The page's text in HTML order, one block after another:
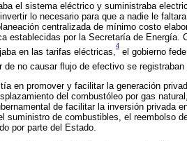
el sistema eléctrico y suministraba
lo necesario para que a nadie le
centralizada de mínimo costo
establecidas por la Secretaría de Energía.
en las tarifas eléctricas,
4
el gobierno
de no causar flujo de efectivo se
en promover y facilitar la generación
del combustóleo por gas
de facilitar la inversión privada
suministro de combustibles, el reembolso
por parte del Estado.